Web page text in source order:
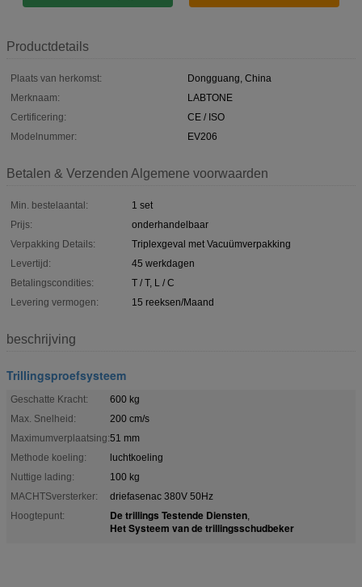
Productdetails
Plaats van herkomst:
Dongguang, China
Merknaam:
LABTONE
Certificering:
CE / ISO
Modelnummer:
EV206
Betalen & Verzenden Algemene voorwaarden
Min. bestelaantal:
1 set
Prijs:
onderhandelbaar
Verpakking Details:
Triplexgeval met Vacuümverpakking
Levertijd:
45 werkdagen
Betalingscondities:
T / T, L / C
Levering vermogen:
15 reeksen/Maand
beschrijving
Trillingsproefsysteem
Geschatte Kracht:
600 kg
Max. Snelheid:
200 cm/s
Maximumverplaatsing:51 mm
Methode koeling:
luchtkoeling
Nuttige lading:
100 kg
MACHTSversterker:
driefasenac 380V 50Hz
Hoogtepunt:
De trillings Testende Diensten,
Het Systeem van de trillingsschudbeker